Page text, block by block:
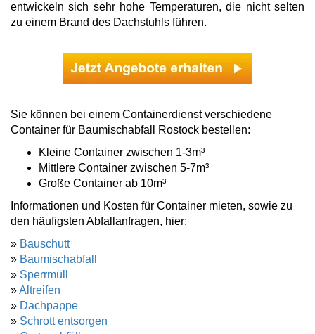
entwickeln sich sehr hohe Temperaturen, die nicht selten
zu einem Brand des Dachstuhls führen.
Sie können bei einem Containerdienst verschiedene
Container für Baumischabfall Rostock bestellen:
Kleine Container zwischen 1-3m³
Mittlere Container zwischen 5-7m³
Große Container ab 10m³
Informationen und Kosten für Container mieten, sowie zu
den häufigsten Abfallanfragen, hier:
» Bauschutt
» Baumischabfall
» Sperrmüll
»Altreifen
» Dachpappe
» Schrott entsorgen